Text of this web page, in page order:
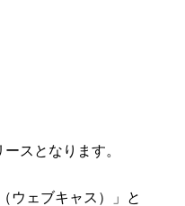
スとなります。
ウェブキャス）」と